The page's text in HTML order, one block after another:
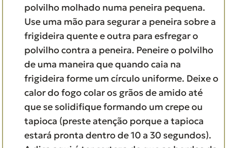
polvilho molhado numa peneira pequena.
Use uma mão para segurar a peneira sobre a
frigideira quente e outra para esfregar o
polvilho contra a peneira. Peneire o polvilho
de uma maneira que quando caia na
frigideira forme um círculo uniforme. Deixe o
calor do fogo colar os grãos de amido até
que se solidifique formando um crepe ou
tapioca (preste atenção porque a tapioca
estará pronta dentro de 10 a 30 segundos).